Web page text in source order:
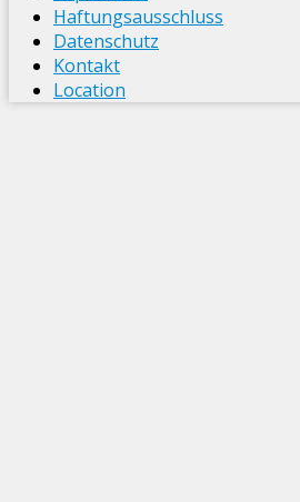
Haftungsausschluss
Datenschutz
Kontakt
Location